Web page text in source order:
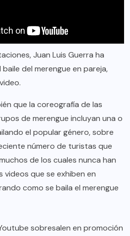
Juan Luis Guerra ha
del merengue en pareja,
que la coreografía de las
de merengue incluyan una o
el popular género, sobre
número de turistas que
de los cuales nunca han
videos que se exhiben en
como se baila el merengue
sobresalen en promoción